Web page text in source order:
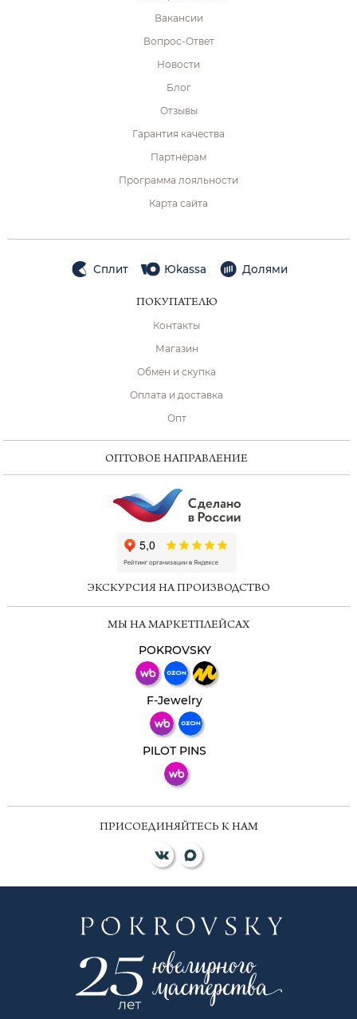
Вакансии
Вопрос-Ответ
Новости
Блог
Отзывы
Гарантия качества
Партнёрам
Программа лояльности
Карта сайта
Сплит Юkassa Долями
ПОКУПАТЕЛЮ
Контакты
Магазин
Обмен и скупка
Оплата и доставка
Опт
ОПТОВОЕ НАПРАВЛЕНИЕ
ЭКСКУРСИЯ НА ПРОИЗВОДСТВО
МЫ НА МАРКЕТПЛЕЙСАХ
POKROVSKY
F-Jewelry
PILOT PINS
ПРИСОЕДИНЯЙТЕСЬ К НАМ